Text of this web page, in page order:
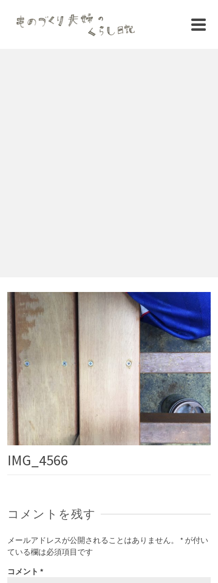
IMG_4566
コメントを残す
メールアドレスが公開されることはありません。 * が付い
ている欄は必須項目です
コメント *